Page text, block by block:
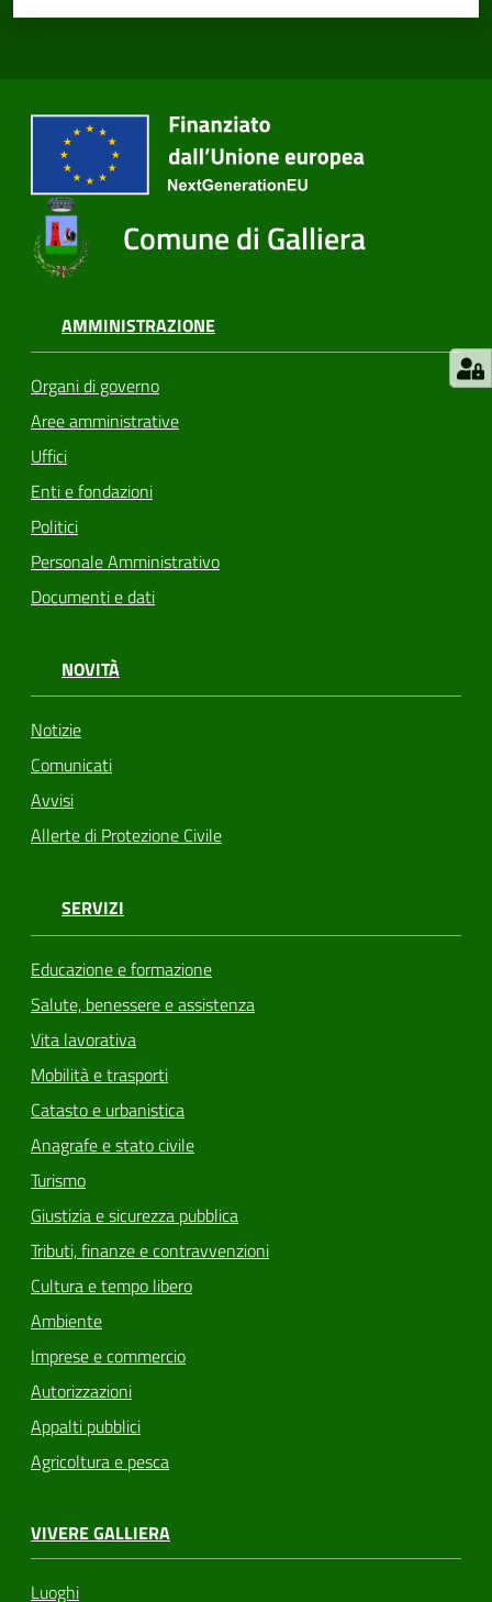
Comune di Galliera
AMMINISTRAZIONE
Organi di governo
Aree amministrative
Uffici
Enti e fondazioni
Politici
Personale Amministrativo
Documenti e dati
NOVITÀ
Notizie
Comunicati
Avvisi
Allerte di Protezione Civile
SERVIZI
Educazione e formazione
Salute, benessere e assistenza
Vita lavorativa
Mobilità e trasporti
Catasto e urbanistica
Anagrafe e stato civile
Turismo
Giustizia e sicurezza pubblica
Tributi, finanze e contravvenzioni
Cultura e tempo libero
Ambiente
Imprese e commercio
Autorizzazioni
Appalti pubblici
Agricoltura e pesca
VIVERE GALLIERA
Luoghi